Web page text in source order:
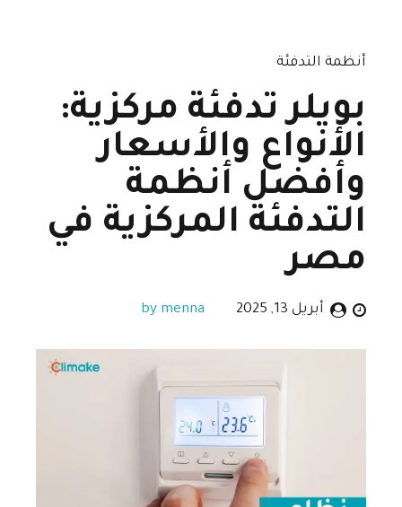
أنظمة التدفئة
بويلر تدفئة مركزية:
الأنواع والأسعار
وأفضل أنظمة
التدفئة المركزية في
مصر
أبريل 13, 2025 by menna